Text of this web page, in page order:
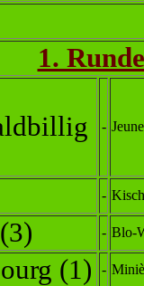
1.
-
-
- Blo-
(1) -